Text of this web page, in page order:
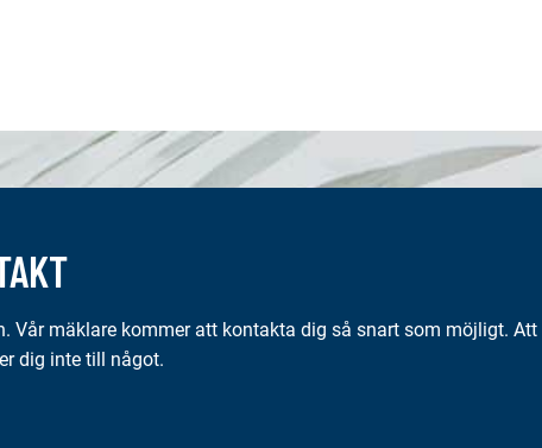
Vår mäklare kommer att kontakta dig så snart som möjligt. Att
dig inte till något.